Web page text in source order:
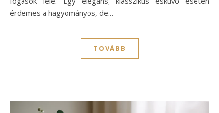
érdemes a hagyományos, de…
TOVÁBB